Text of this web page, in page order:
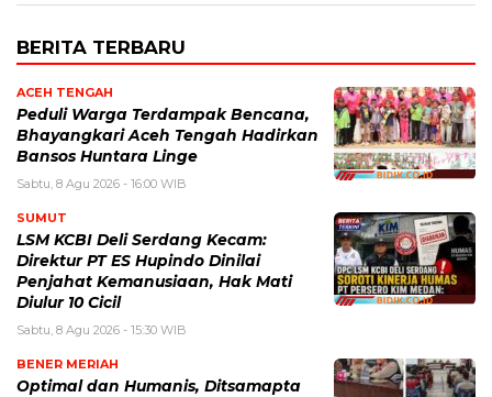
BERITA TERBARU
ACEH TENGAH
Peduli Warga Terdampak Bencana,
Bhayangkari Aceh Tengah Hadirkan
Bansos Huntara Linge
Sabtu, 8 Agu 2026 - 16:00 WIB
SUMUT
LSM KCBI Deli Serdang Kecam:
Direktur PT ES Hupindo Dinilai
Penjahat Kemanusiaan, Hak Mati
Diulur 10 Cicil
Sabtu, 8 Agu 2026 - 15:30 WIB
BENER MERIAH
Optimal dan Humanis, Ditsamapta